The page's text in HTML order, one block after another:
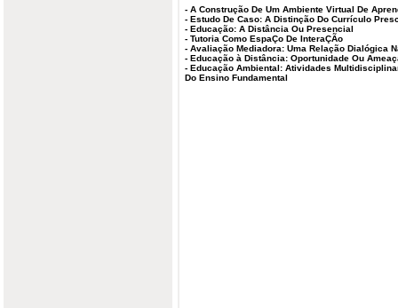
- A Construção De Um Ambiente Virtual De
- Estudo De Caso: A Distinção Do Currículo
- Educação: A Distância Ou Presencial
- Tutoria Como EspaÇo De InteraÇÃo
- Avaliação Mediadora: Uma Relação Dialógica
- Educação à Distância: Oportunidade Ou
- Educação Ambiental: Atividades
Do Ensino Fundamental